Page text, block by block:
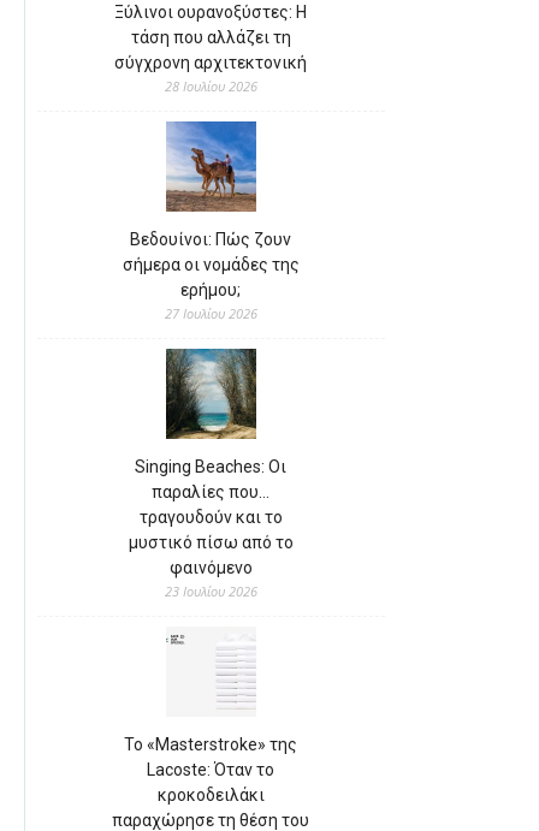
Ξύλινοι ουρανοξύστες: Η
τάση που αλλάζει τη
σύγχρονη αρχιτεκτονική
28 Ιουλίου 2026
Βεδουίνοι: Πώς ζουν
σήμερα οι νομάδες της
ερήμου;
27 Ιουλίου 2026
Singing Beaches: Οι
παραλίες που…
τραγουδούν και το
μυστικό πίσω από το
φαινόμενο
23 Ιουλίου 2026
Το «Masterstroke» της
Lacoste: Όταν το
κροκοδειλάκι
παραχώρησε τη θέση του